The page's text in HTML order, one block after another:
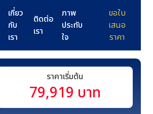
เกี่ยว
กับ
เรา
ติดต่อ
เรา
ภาพ
ประทับ
ใจ
ขอใบ
เสนอ
ราคา
ราคาเริ่มต้น
79,919 บาท